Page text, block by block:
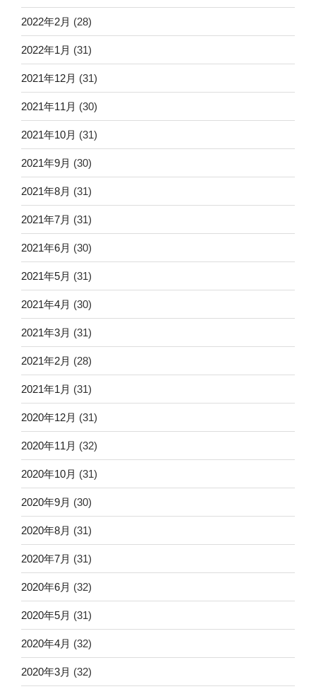
2022年2月 (28)
2022年1月 (31)
2021年12月 (31)
2021年11月 (30)
2021年10月 (31)
2021年9月 (30)
2021年8月 (31)
2021年7月 (31)
2021年6月 (30)
2021年5月 (31)
2021年4月 (30)
2021年3月 (31)
2021年2月 (28)
2021年1月 (31)
2020年12月 (31)
2020年11月 (32)
2020年10月 (31)
2020年9月 (30)
2020年8月 (31)
2020年7月 (31)
2020年6月 (32)
2020年5月 (31)
2020年4月 (32)
2020年3月 (32)